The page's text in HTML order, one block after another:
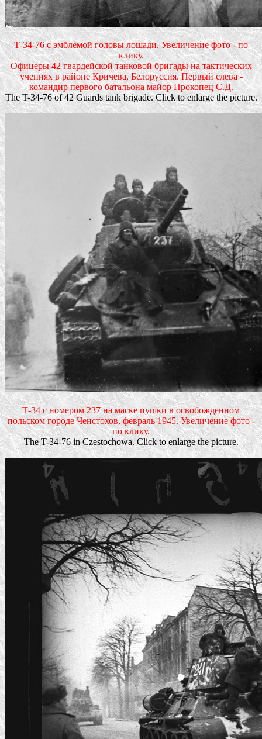
Т-34-76 с эмблемой головы лошади. Увеличение фото - по
клику.
Офицеры 42 гвардейской танковой бригады на тактических
учениях в районе Кричева, Белоруссия. Первый слева -
командир первого батальона майор Прокопец С.Д.
The T-34-76 of 42 Guards tank brigade. Click to enlarge the picture.
Т-34 с номером 237 на маске пушки в освобожденном
польском городе Ченстохов, февраль 1945. Увеличение фото -
по клику.
The T-34-76 in Czestochowa. Click to enlarge the picture.